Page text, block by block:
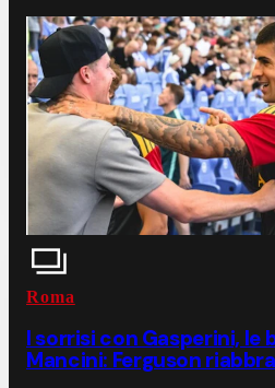
Roma
I sorrisi con Gasperini,
Mancini: Ferguson